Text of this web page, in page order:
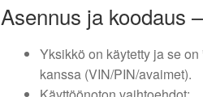
Asennus ja koodaus
Yksikkö on käytetty ja se on
kanssa (VIN/PIN/avaimet).